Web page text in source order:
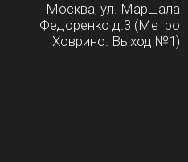
Москва, ул. Маршала
Федоренко д.3 (Метро
Ховрино. Выход №1)